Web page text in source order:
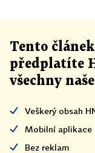
Tento článek
předplatíte
všechny
Veškerý obsah
Mobilní aplikace
Bez reklam